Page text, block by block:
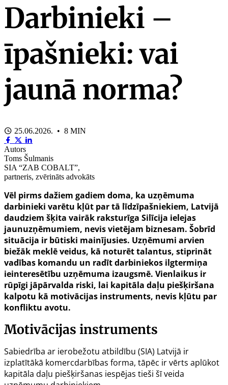
Darbinieki –
īpašnieki: vai
jaunā norma?
25.06.2026. • 8 MIN
Autors
Toms Šulmanis
SIA “ZAB COBALT”,
partneris, zvērināts advokāts
Vēl pirms dažiem gadiem doma, ka uzņēmuma
darbinieki varētu kļūt par tā līdzīpašniekiem, Latvijā
daudziem šķita vairāk raksturīga Silīcija ielejas
jaunuzņēmumiem, nevis vietējam biznesam. Šobrīd
situācija ir būtiski mainījusies. Uzņēmumi arvien
biežāk meklē veidus, kā noturēt talantus, stiprināt
vadības komandu un radīt darbiniekos ilgtermiņa
ieinteresētību uzņēmuma izaugsmē. Vienlaikus ir
rūpīgi jāpārvalda riski, lai kapitāla daļu piešķiršana
kalpotu kā motivācijas instruments, nevis kļūtu par
konfliktu avotu.
Motivācijas instruments
Sabiedrība ar ierobežotu atbildību (SIA) Latvijā ir
izplatītākā komercdarbības forma, tāpēc ir vērts aplūkot
kapitāla daļu piešķiršanas iespējas tieši šī veida